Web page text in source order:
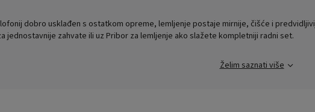
dobro usklađen s ostatkom opreme, lemljenje postaje mirnije, čišće i
jednostavnije zahvate ili uz Pribor za lemljenje ako slažete kompletniji radni set.
Želim saznati više